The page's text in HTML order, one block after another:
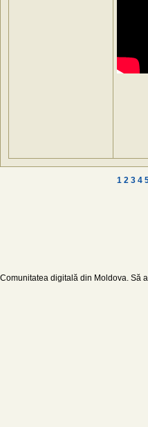
1 2 3 4
Comunitatea digitală din Moldova. Să